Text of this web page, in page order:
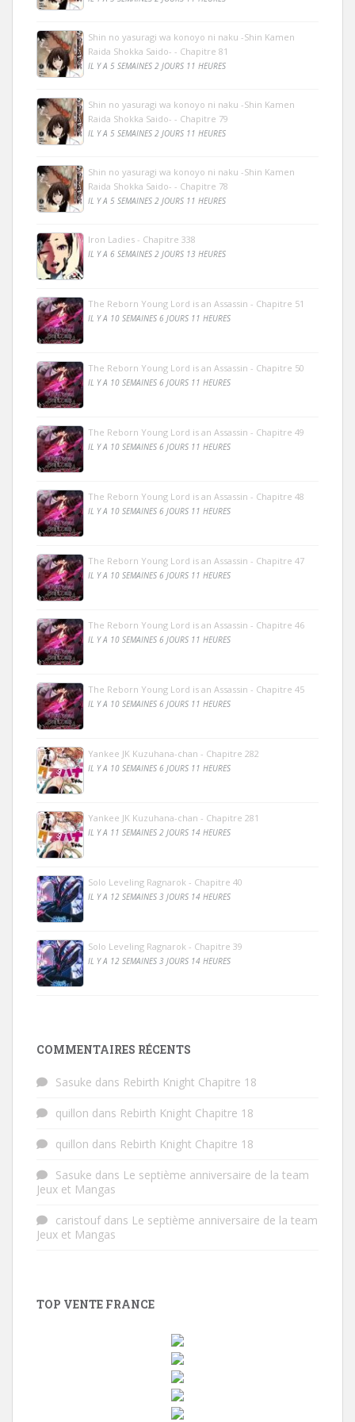
Shin no yasuragi wa konoyo ni naku -Shin Kamen
Raida Shokka Saido- - Chapitre 81
IL Y A 5 SEMAINES 2 JOURS 11 HEURES
Shin no yasuragi wa konoyo ni naku -Shin Kamen
Raida Shokka Saido- - Chapitre 79
IL Y A 5 SEMAINES 2 JOURS 11 HEURES
Shin no yasuragi wa konoyo ni naku -Shin Kamen
Raida Shokka Saido- - Chapitre 78
IL Y A 5 SEMAINES 2 JOURS 11 HEURES
Iron Ladies - Chapitre 338
IL Y A 6 SEMAINES 2 JOURS 13 HEURES
The Reborn Young Lord is an Assassin - Chapitre 51
IL Y A 10 SEMAINES 6 JOURS 11 HEURES
The Reborn Young Lord is an Assassin - Chapitre 50
IL Y A 10 SEMAINES 6 JOURS 11 HEURES
The Reborn Young Lord is an Assassin - Chapitre 49
IL Y A 10 SEMAINES 6 JOURS 11 HEURES
The Reborn Young Lord is an Assassin - Chapitre 48
IL Y A 10 SEMAINES 6 JOURS 11 HEURES
The Reborn Young Lord is an Assassin - Chapitre 47
IL Y A 10 SEMAINES 6 JOURS 11 HEURES
The Reborn Young Lord is an Assassin - Chapitre 46
IL Y A 10 SEMAINES 6 JOURS 11 HEURES
The Reborn Young Lord is an Assassin - Chapitre 45
IL Y A 10 SEMAINES 6 JOURS 11 HEURES
Yankee JK Kuzuhana-chan - Chapitre 282
IL Y A 10 SEMAINES 6 JOURS 11 HEURES
Yankee JK Kuzuhana-chan - Chapitre 281
IL Y A 11 SEMAINES 2 JOURS 14 HEURES
Solo Leveling Ragnarok - Chapitre 40
IL Y A 12 SEMAINES 3 JOURS 14 HEURES
Solo Leveling Ragnarok - Chapitre 39
IL Y A 12 SEMAINES 3 JOURS 14 HEURES
COMMENTAIRES RÉCENTS
Sasuke dans Rebirth Knight Chapitre 18
quillon dans Rebirth Knight Chapitre 18
quillon dans Rebirth Knight Chapitre 18
Sasuke dans Le septième anniversaire de la team
Jeux et Mangas
caristoufdans Le septième anniversaire de la team
Jeux et Mangas
TOP VENTE FRANCE